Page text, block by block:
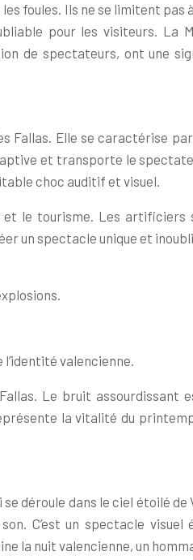
foules. Ils ne se limitent
pour les visiteurs.
de spectateurs, ont une
Elle se caractérise
et transporte le
choc auditif et visuel.
le tourisme. Les
un spectacle unique et
valencienne.
Le bruit assourdissant
la vitalité du
déroule dans le ciel étoilé
C’est un spectacle
la nuit valencienne, un